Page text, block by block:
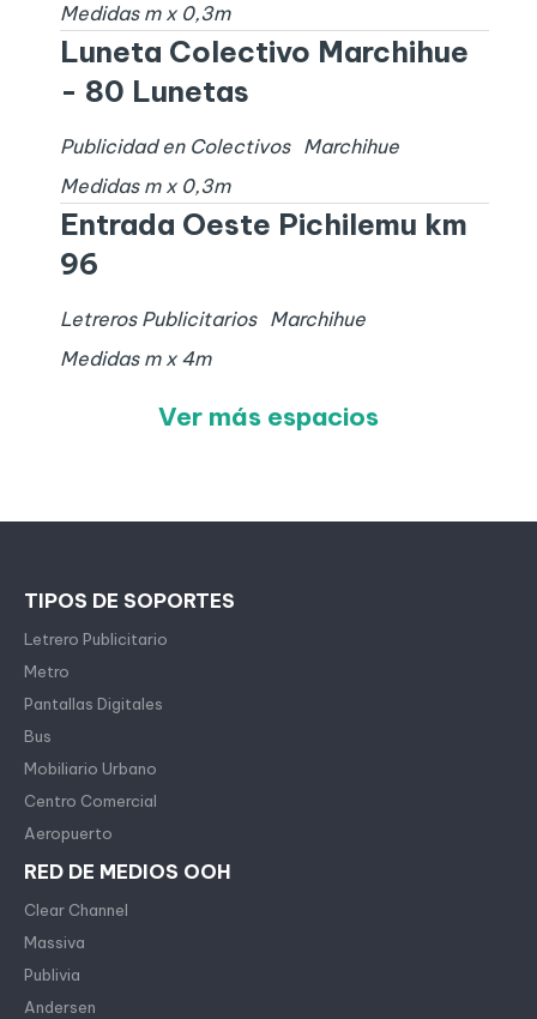
Medidas m x 0,3m
Luneta Colectivo Marchihue
- 80 Lunetas
Publicidad en Colectivos
Marchihue
Medidas m x 0,3m
Entrada Oeste Pichilemu km
96
Letreros Publicitarios
Marchihue
Medidas m x 4m
Ver más espacios
TIPOS DE SOPORTES
Letrero Publicitario
Metro
Pantallas Digitales
Bus
Mobiliario Urbano
Centro Comercial
Aeropuerto
RED DE MEDIOS OOH
Clear Channel
Massiva
Publivia
Andersen